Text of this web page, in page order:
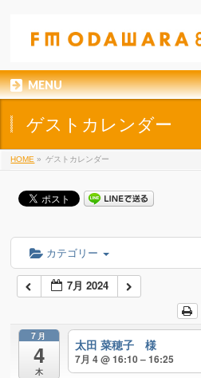
MENU
ゲストカレンダー
HOME » ゲストカレンダー
カテゴリー
7月 2024
7月
4
木
太田 菜穂子 様
7月 4 @ 16:10 – 16:25